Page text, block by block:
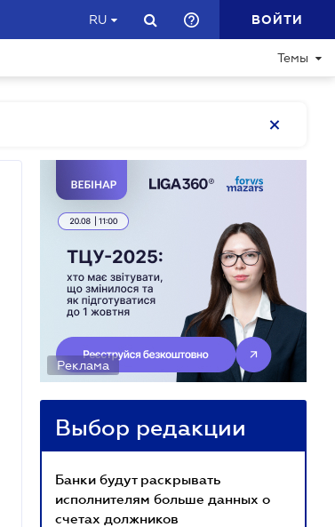
RU ВОЙТИ
Темы
Реклама
Выбор редакции
Банки будут раскрывать
исполнителям больше данных о
счетах должников